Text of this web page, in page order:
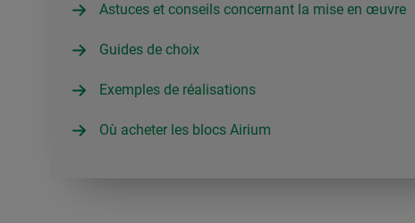
Astuces et conseils concernant la mise en œuvre
Guides de choix
Exemples de réalisations
Où acheter les blocs Airium